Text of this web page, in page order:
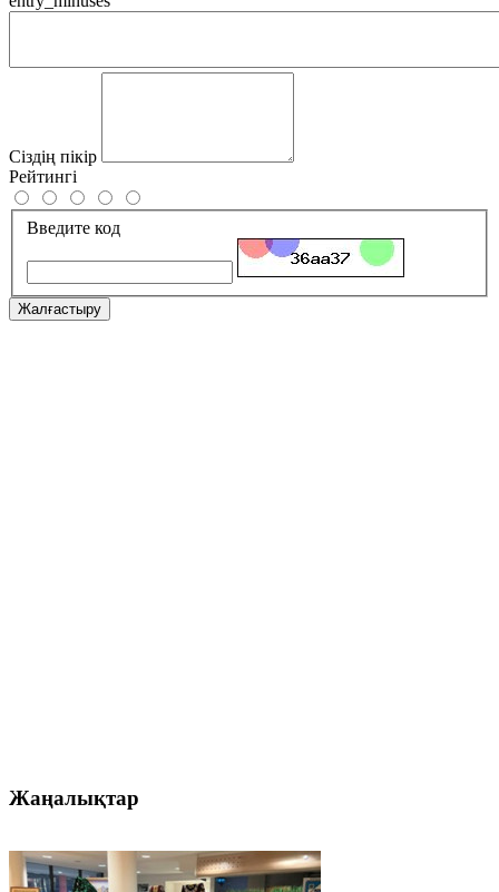
Сіздің пікір
Рейтингі
Введите код
Жалғастыру
Жаңалықтар